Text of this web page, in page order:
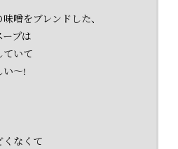
噌をブレンドした、
プは
ていて
い〜!
くなくて